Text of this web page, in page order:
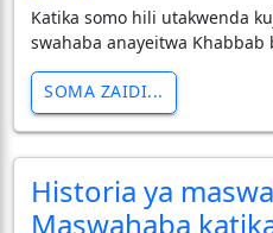
Katika somo hili utakwenda
swahaba anayeitwa Khabbab
SOMA ZAIDI...
Historia ya
Maswahaba